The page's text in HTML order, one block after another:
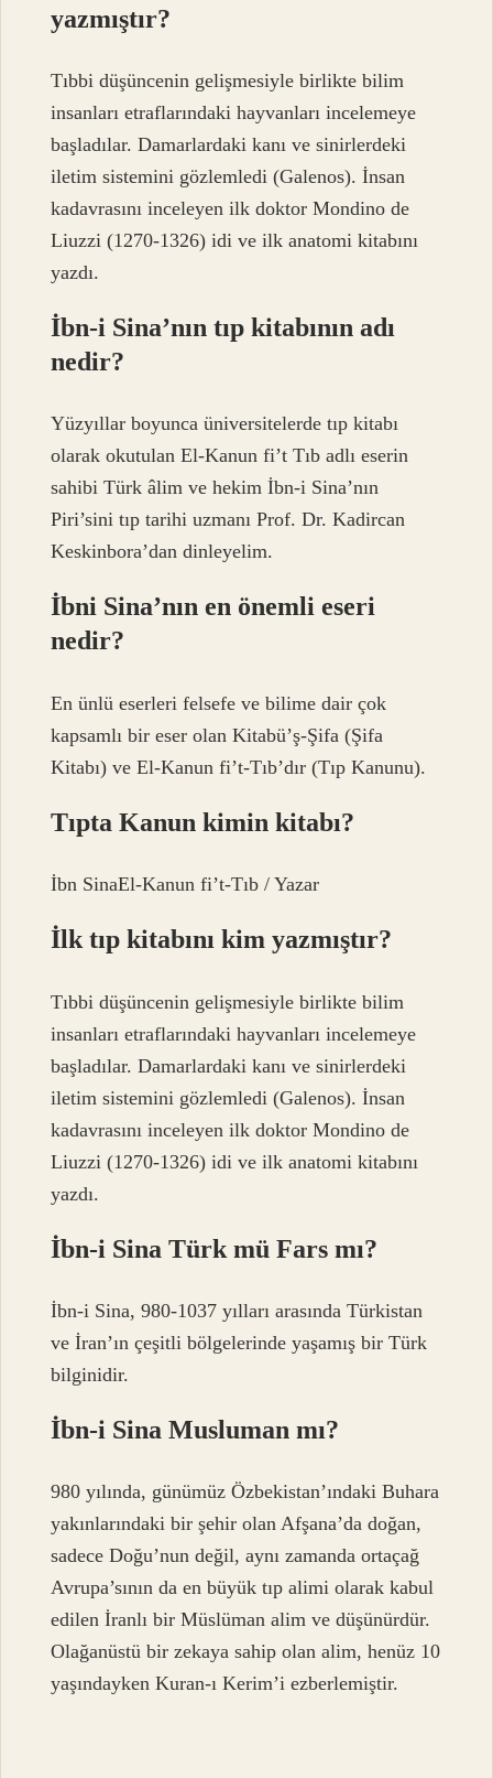
yazmıştır?
Tıbbi düşüncenin gelişmesiyle birlikte bilim
insanları etraflarındaki hayvanları incelemeye
başladılar. Damarlardaki kanı ve sinirlerdeki
iletim sistemini gözlemledi (Galenos). İnsan
kadavrasını inceleyen ilk doktor Mondino de
Liuzzi (1270-1326) idi ve ilk anatomi kitabını
yazdı.
İbn-i Sina’nın tıp kitabının adı
nedir?
Yüzyıllar boyunca üniversitelerde tıp kitabı
olarak okutulan El-Kanun fi’t Tıb adlı eserin
sahibi Türk âlim ve hekim İbn-i Sina’nın
Piri’sini tıp tarihi uzmanı Prof. Dr. Kadircan
Keskinbora’dan dinleyelim.
İbni Sina’nın en önemli eseri
nedir?
En ünlü eserleri felsefe ve bilime dair çok
kapsamlı bir eser olan Kitabü’ş-Şifa (Şifa
Kitabı) ve El-Kanun fi’t-Tıb’dır (Tıp Kanunu).
Tıpta Kanun kimin kitabı?
İbn SinaEl-Kanun fi’t-Tıb / Yazar
İlk tıp kitabını kim yazmıştır?
Tıbbi düşüncenin gelişmesiyle birlikte bilim
insanları etraflarındaki hayvanları incelemeye
başladılar. Damarlardaki kanı ve sinirlerdeki
iletim sistemini gözlemledi (Galenos). İnsan
kadavrasını inceleyen ilk doktor Mondino de
Liuzzi (1270-1326) idi ve ilk anatomi kitabını
yazdı.
İbn-i Sina Türk mü Fars mı?
İbn-i Sina, 980-1037 yılları arasında Türkistan
ve İran’ın çeşitli bölgelerinde yaşamış bir Türk
bilginidir.
İbn-i Sina Musluman mı?
980 yılında, günümüz Özbekistan’ındaki Buhara
yakınlarındaki bir şehir olan Afşana’da doğan,
sadece Doğu’nun değil, aynı zamanda ortaçağ
Avrupa’sının da en büyük tıp alimi olarak kabul
edilen İranlı bir Müslüman alim ve düşünürdür.
Olağanüstü bir zekaya sahip olan alim, henüz 10
yaşındayken Kuran-ı Kerim’i ezberlemiştir.